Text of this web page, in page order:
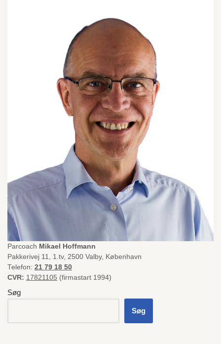
Parcoach Mikael Hoffmann
Pakkerivej 11, 1.tv, 2500 Valby, København
Telefon: 21 79 18 50
CVR: 17821105 (firmastart 1994)
Søg
Søg